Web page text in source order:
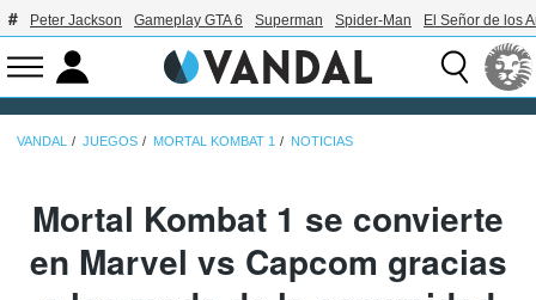
Peter Jackson Gameplay GTA 6 Superman Spider-Man El Señor de los
VANDAL JUEGOS MORTAL KOMBAT 1 NOTICIAS
Mortal Kombat 1 se convierte
en Marvel vs Capcom gracias